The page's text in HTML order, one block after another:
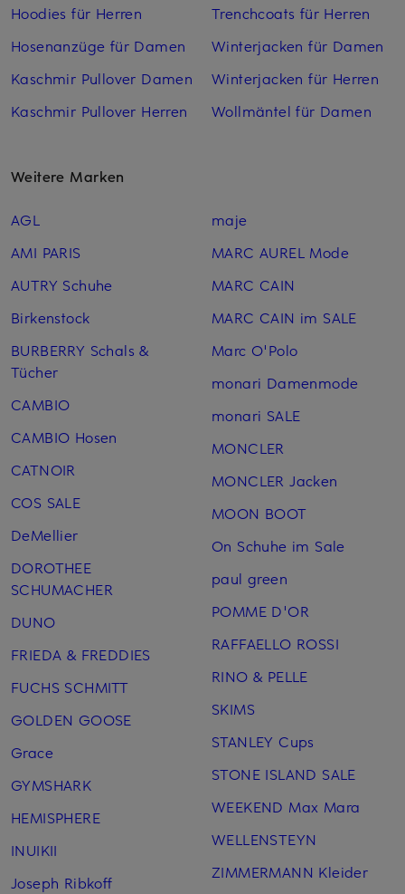
Hoodies für Herren
Hosenanzüge für Damen
Kaschmir Pullover Damen
Kaschmir Pullover Herren
Trenchcoats für Herren
Winterjacken für Damen
Winterjacken für Herren
Wollmäntel für Damen
Weitere Marken
AGL
AMI PARIS
AUTRY Schuhe
Birkenstock
BURBERRY Schals &
Tücher
CAMBIO
CAMBIO Hosen
CATNOIR
COS SALE
DeMellier
DOROTHEE
SCHUMACHER
DUNO
FRIEDA & FREDDIES
FUCHS SCHMITT
GOLDEN GOOSE
Grace
GYMSHARK
HEMISPHERE
INUIKII
Joseph Ribkoff
maje
MARC AUREL Mode
MARC CAIN
MARC CAIN im SALE
Marc O'Polo
monari Damenmode
monari SALE
MONCLER
MONCLER Jacken
MOON BOOT
On Schuhe im Sale
paul green
POMME D'OR
RAFFAELLO ROSSI
RINO & PELLE
SKIMS
STANLEY Cups
STONE ISLAND SALE
WEEKEND Max Mara
WELLENSTEYN
ZIMMERMANN Kleider